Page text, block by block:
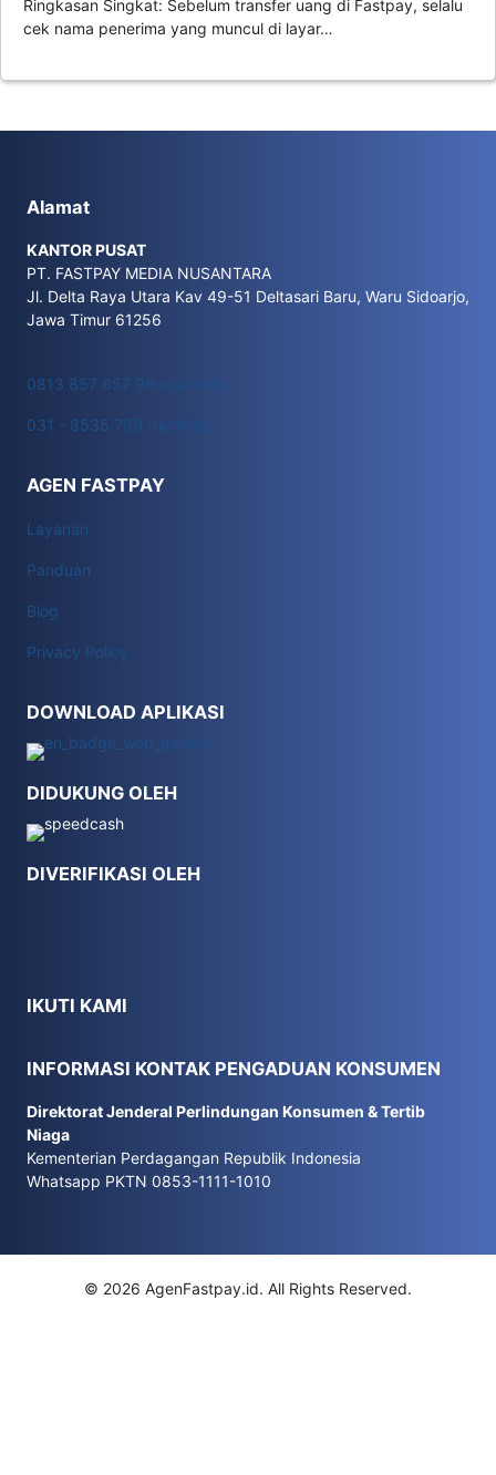
Ringkasan Singkat: Sebelum transfer uang di Fastpay, selalu
cek nama penerima yang muncul di layar…
Alamat
KANTOR PUSAT
PT. FASTPAY MEDIA NUSANTARA
Jl. Delta Raya Utara Kav 49-51 Deltasari Baru, Waru Sidoarjo,
Jawa Timur 61256
0813 857 857 99 (call only)
031 - 8535 799 (hunting)
AGEN FASTPAY
Layanan
Panduan
Blog
Privacy Policy
DOWNLOAD APLIKASI
DIDUKUNG OLEH
DIVERIFIKASI OLEH
IKUTI KAMI
INFORMASI KONTAK PENGADUAN KONSUMEN
Direktorat Jenderal Perlindungan Konsumen & Tertib
Niaga
Kementerian Perdagangan Republik Indonesia
Whatsapp PKTN 0853-1111-1010
© 2026 AgenFastpay.id. All Rights Reserved.